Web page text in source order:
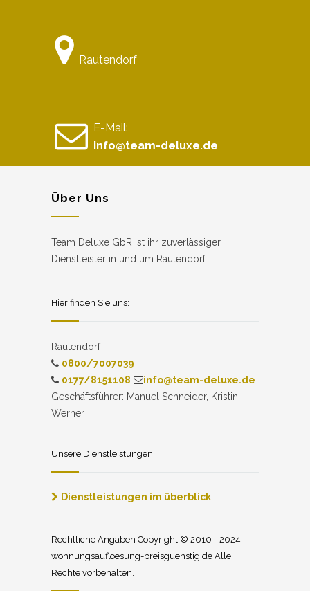
Rautendorf
E-Mail:
info@team-deluxe.de
Über Uns
Team Deluxe GbR ist ihr zuverlässiger
Dienstleister in und um Rautendorf .
Hier finden Sie uns:
Rautendorf
0800/7007039
0177/8151108
info@team-deluxe.de
Geschäftsführer: Manuel Schneider, Kristin
Werner
Unsere Dienstleistungen
Dienstleistungen im überblick
Rechtliche Angaben Copyright © 2010 - 2024
wohnungsaufloesung-preisguenstig.de Alle
Rechte vorbehalten.